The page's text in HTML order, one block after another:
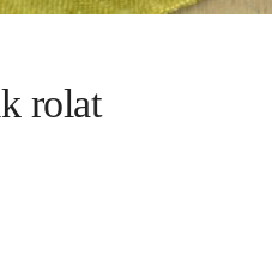
rolat